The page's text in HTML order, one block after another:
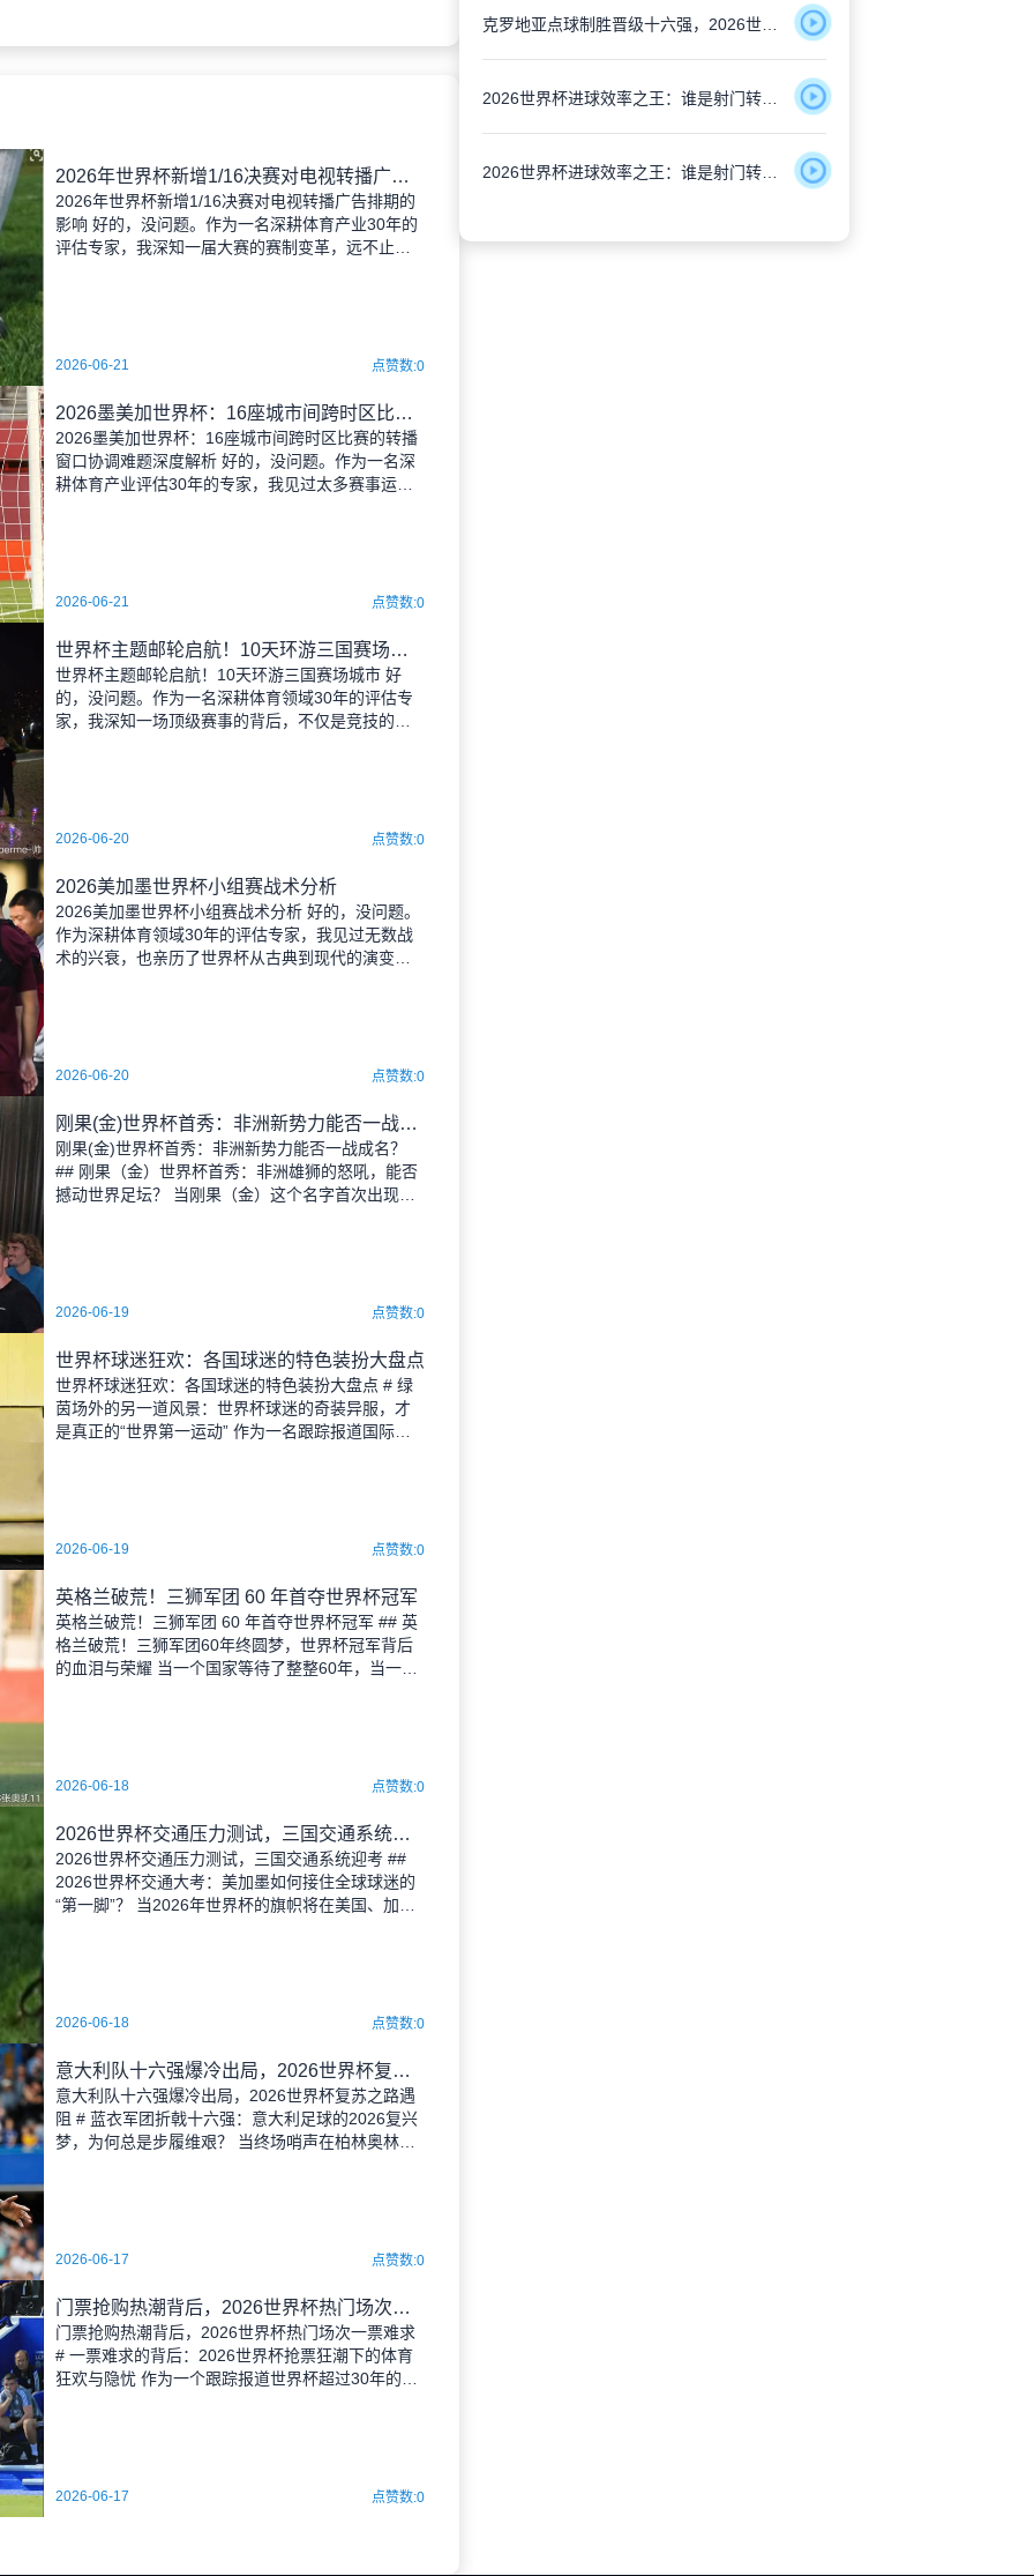
2026年世界杯新增1/16决赛对电视转播广告排期的影响
2026年世界杯新增1/16决赛对电视转播广告排期的
影响 好的，没问题。作为一名深耕体育产业30年的
评估专家，我深知一届大赛的赛制变革，远不止是
2026-06-21 点赞数:0
2026墨美加世界杯：16座城市间跨时区比赛的转播窗口协调难题深度解析
2026墨美加世界杯：16座城市间跨时区比赛的转播
窗口协调难题深度解析 好的，没问题。作为一名深
耕体育产业评估30年的专家，我见过太多赛事运作
2026-06-21 点赞数:0
世界杯主题邮轮启航！10天环游三国赛场城市
世界杯主题邮轮启航！10天环游三国赛场城市 好
的，没问题。作为一名深耕体育领域30年的评估专
家，我深知一场顶级赛事的背后，不仅是竞技的较
2026-06-20 点赞数:0
2026美加墨世界杯小组赛战术分析
2026美加墨世界杯小组赛战术分析 好的，没问题。
作为深耕体育领域30年的评估专家，我见过无数战
术的兴衰，也亲历了世界杯从古典到现代的演变。
2026-06-20 点赞数:0
刚果(金)世界杯首秀：非洲新势力能否一战成名？
刚果(金)世界杯首秀：非洲新势力能否一战成名？
## 刚果（金）世界杯首秀：非洲雄狮的怒吼，能否
撼动世界足坛？ 当刚果（金）这个名字首次出现在
2026-06-19 点赞数:0
世界杯球迷狂欢：各国球迷的特色装扮大盘点
世界杯球迷狂欢：各国球迷的特色装扮大盘点 # 绿
茵场外的另一道风景：世界杯球迷的奇装异服，才
是真正的“世界第一运动” 作为一名跟踪报道国际体
2026-06-19 点赞数:0
英格兰破荒！三狮军团 60 年首夺世界杯冠军
英格兰破荒！三狮军团 60 年首夺世界杯冠军 ## 英
格兰破荒！三狮军团60年终圆梦，世界杯冠军背后
的血泪与荣耀 当一个国家等待了整整60年，当一代
2026-06-18 点赞数:0
2026世界杯交通压力测试，三国交通系统迎考
2026世界杯交通压力测试，三国交通系统迎考 ##
2026世界杯交通大考：美加墨如何接住全球球迷的
“第一脚”？ 当2026年世界杯的旗帜将在美国、加拿
2026-06-18 点赞数:0
意大利队十六强爆冷出局，2026世界杯复苏之路遇阻
意大利队十六强爆冷出局，2026世界杯复苏之路遇
阻 # 蓝衣军团折戟十六强：意大利足球的2026复兴
梦，为何总是步履维艰？ 当终场哨声在柏林奥林匹
2026-06-17 点赞数:0
门票抢购热潮背后，2026世界杯热门场次一票难求
门票抢购热潮背后，2026世界杯热门场次一票难求
# 一票难求的背后：2026世界杯抢票狂潮下的体育
狂欢与隐忧 作为一个跟踪报道世界杯超过30年的体
2026-06-17 点赞数:0